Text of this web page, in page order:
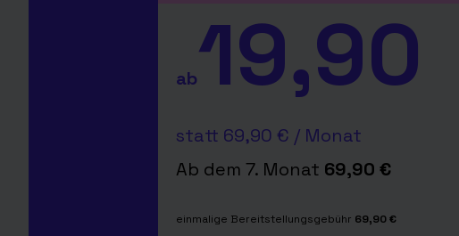
ab19,90
statt 69,90 € / Monat
Ab dem 7. Monat 69,90 €
einmalige Bereitstellungsgebühr 69,90 €